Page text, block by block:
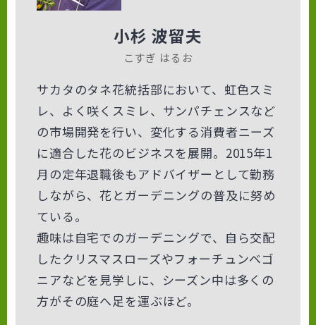
小杉 波留夫
こすぎ はるお
サカタのタネ花統括部において、虹色スミ
レ、よく咲くスミレ、サンパチェンスなど
の市場開発を行い、変化する消費者ニーズ
に適合した花のビジネスを展開。2015年1
月の定年退職後もアドバイザーとして勤務
しながら、花とガーデニングの普及に努め
ている。
趣味は自宅でのガーデニングで、自ら交配
したクリスマスローズやフォーチュンベゴ
ニアなどを見学しに、シーズン中は多くの
方がその庭へ足を運ぶほど。